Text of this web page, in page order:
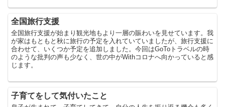
全国旅行支援
全国旅行支援が始まり観光地もより一層の賑わいを見せています。我
が家はもともと秋に旅行の予定を入れていていましたが、旅行支援に
合わせて、いくつか予定を追加しました。今回はGoToトラベルの時
のような批判の声も少なく、世の中がWithコロナへ向かっていると感
じます。
子育てをして気付いたこと